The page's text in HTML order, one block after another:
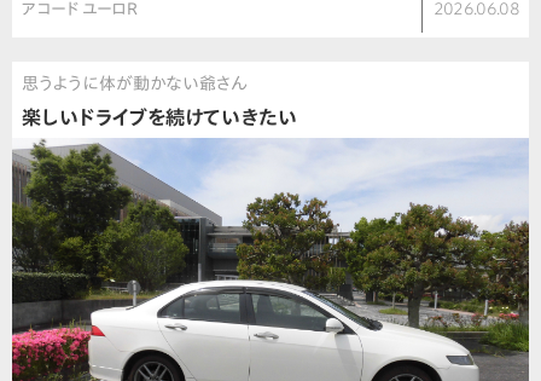
アコード ユーロR 2026.06.08
思うように体が動かない爺さん
楽しいドライブを続けていきたい